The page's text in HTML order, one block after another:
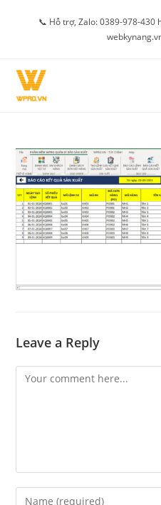
📞 Hỗ trợ, Zalo: 0389-978-430
Leave a Reply
Comment
Enter